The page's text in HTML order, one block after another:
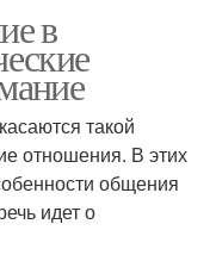
в
такой
отношения. В этих
общения
идет о